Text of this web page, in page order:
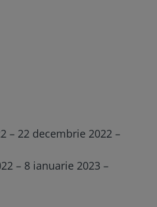
– 22 decembrie 2022 –
– 8 ianuarie 2023 –